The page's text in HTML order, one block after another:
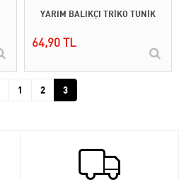
YARIM BALIKÇI TRİKO TUNİK
64,90 TL
1 2 3